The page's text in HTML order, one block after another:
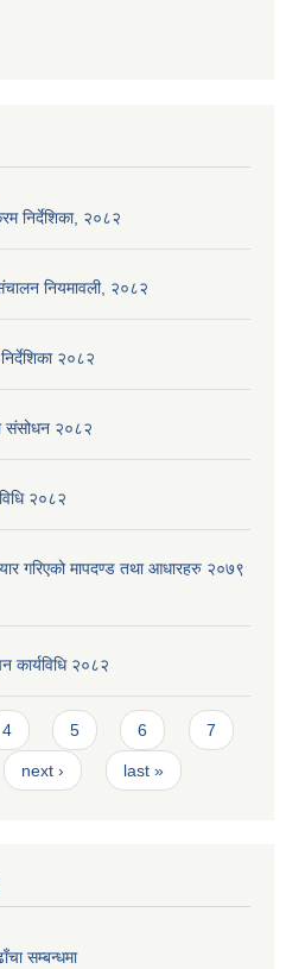
निर्देशिका, २०८२
नियमावली, २०८२
२०८२
संसोधन २०८२
२०८२
गरिएको मापदण्ड तथा आधारहरु २०७९
कार्यविधि २०८२
4 5 6 7
next › last »
सम्बन्धमा